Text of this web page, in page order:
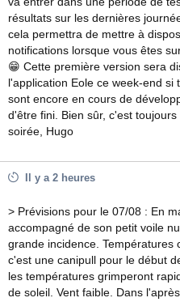
résultats sur les dernières
cela permettra de mettre à
notifications lorsque vous êtes
😁 Cette première version sera
l'application Eole ce week-end
sont encore en cours de
d'être fini. Bien sûr, c'est
soirée, Hugo
Il y a 2 heures
> Prévisions pour le 07/08 : En
accompagné de son petit voile
grande incidence. Températures
c'est une canipull pour le début
les températures grimperont
de soleil. Vent faible. Dans